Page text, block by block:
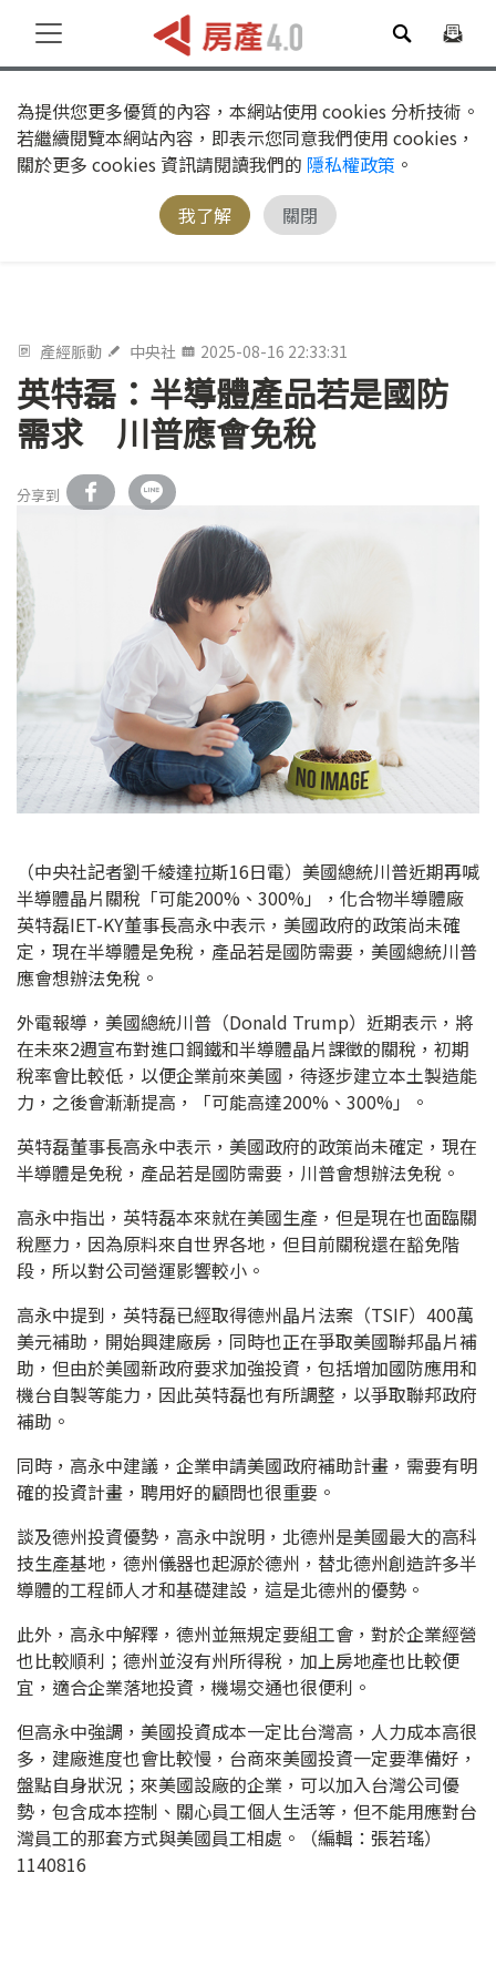
為提供您更多優質的內容，本網站使用 cookies 分析技術。
若繼續閱覽本網站內容，即表示您同意我們使用 cookies，
關於更多 cookies 資訊請閱讀我們的 隱私權政策 。
我了解
關閉
產經脈動 中央社 2025-08-16 22:33:31
英特磊：半導體產品若是國防
需求 川普應會免稅
分享到
（中央社記者劉千綾達拉斯16日電）美國總統川普近期再喊
半導體晶片關稅「可能200%、300%」，化合物半導體廠
英特磊IET-KY董事長高永中表示，美國政府的政策尚未確
定，現在半導體是免稅，產品若是國防需要，美國總統川普
應會想辦法免稅。
外電報導，美國總統川普（Donald Trump）近期表示，將
在未來2週宣布對進口鋼鐵和半導體晶片課徵的關稅，初期
稅率會比較低，以便企業前來美國，待逐步建立本土製造能
力，之後會漸漸提高，「可能高達200%、300%」。
英特磊董事長高永中表示，美國政府的政策尚未確定，現在
半導體是免稅，產品若是國防需要，川普會想辦法免稅。
高永中指出，英特磊本來就在美國生產，但是現在也面臨關
稅壓力，因為原料來自世界各地，但目前關稅還在豁免階
段，所以對公司營運影響較小。
高永中提到，英特磊已經取得德州晶片法案（TSIF）400萬
美元補助，開始興建廠房，同時也正在爭取美國聯邦晶片補
助，但由於美國新政府要求加強投資，包括增加國防應用和
機台自製等能力，因此英特磊也有所調整，以爭取聯邦政府
補助。
同時，高永中建議，企業申請美國政府補助計畫，需要有明
確的投資計畫，聘用好的顧問也很重要。
談及德州投資優勢，高永中說明，北德州是美國最大的高科
技生產基地，德州儀器也起源於德州，替北德州創造許多半
導體的工程師人才和基礎建設，這是北德州的優勢。
此外，高永中解釋，德州並無規定要組工會，對於企業經營
也比較順利；德州並沒有州所得稅，加上房地產也比較便
宜，適合企業落地投資，機場交通也很便利。
但高永中強調，美國投資成本一定比台灣高，人力成本高很
多，建廠進度也會比較慢，台商來美國投資一定要準備好，
盤點自身狀況；來美國設廠的企業，可以加入台灣公司優
勢，包含成本控制、關心員工個人生活等，但不能用應對台
灣員工的那套方式與美國員工相處。（編輯：張若瑤）
1140816